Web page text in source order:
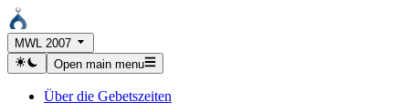
MWL 2007
Open main menu
Über die Gebetszeiten